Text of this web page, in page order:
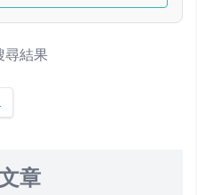
尋結果
章